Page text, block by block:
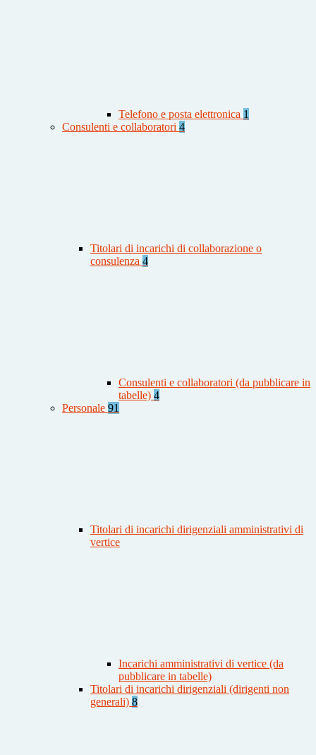
Telefono e posta elettronica 1
Consulenti e collaboratori 4
Titolari di incarichi di collaborazione o
consulenza 4
Consulenti e collaboratori (da pubblicare in
tabelle) 4
Personale 91
Titolari di incarichi dirigenziali amministrativi di
vertice
Incarichi amministrativi di vertice (da
pubblicare in tabelle)
Titolari di incarichi dirigenziali (dirigenti non
generali) 8